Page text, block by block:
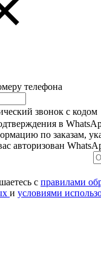
телефона
звонок с кодом
в
по заказам,
авторизован
с правилами
и условиями